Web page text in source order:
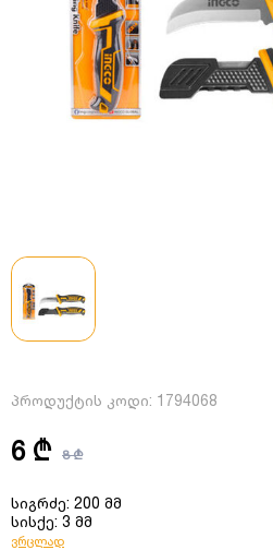
პროდუქტის კოდი: 1794068
6 ₾ 8 ₾
სიგრძე: 200 მმ
სისქე: 3 მმ
ვრცლად